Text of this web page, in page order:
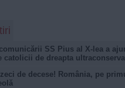
SS Pius al X-lea a
catolicii de dreapta
de decese! România, pe